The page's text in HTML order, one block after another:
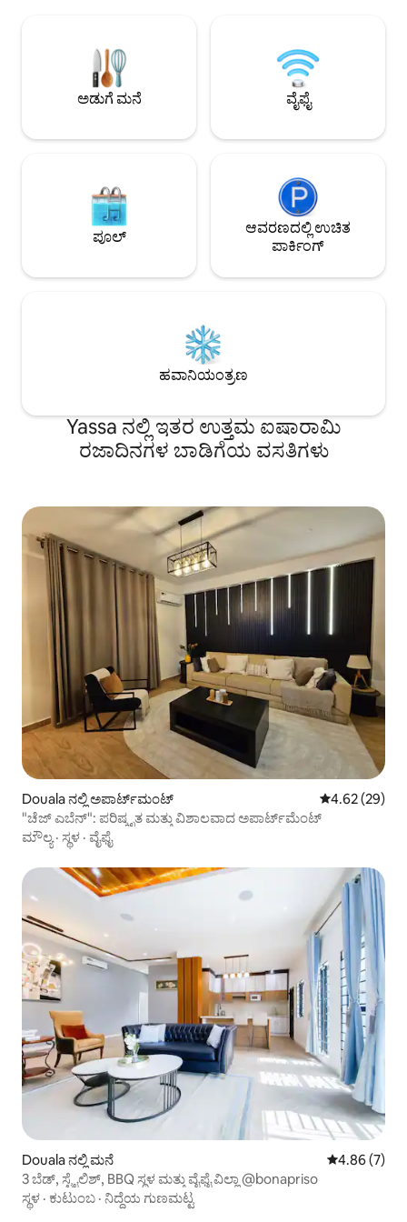
ಸ್ಟಾರ್‌ಲಿಂಕ್ ವೈ-ಫೈ, ನೆಟ್‌ಫ್ಲಿಕ್ಸ್, ಕಿಂಗ್-ಸೈಜ್ ಬೆಡ್
ಮತ್ತು ನಾಣ್ಯ ಚಾಲಿತ ವಾಷಿಂಗ್ ಮಷೀನ್.
ಮೀಟರ್
ಅಡುಗೆ ಮನೆ ವೈಫೈ
ಪೂಲ್
ಆವರಣದಲ್ಲಿ ಉಚಿತ
ಪಾರ್ಕಿಂಗ್
ಹವಾನಿಯಂತ್ರಣ
Yassa ನಲ್ಲಿ ಇತರ ಉತ್ತಮ ಐಷಾರಾಮಿ
ರಜಾದಿನಗಳ ಬಾಡಿಗೆಯ ವಸತಿಗಳು
Douala ನಲ್ಲಿ ಅಪಾರ್ಟ್‌ಮಂಟ್ 5 ರಲ್ಲಿ 4.62
4.62 (29)
"ಚೆಜ್ ಎಬೆನ್": ಪರಿಷ್ಕೃತ ಮತ್ತು ವಿಶಾಲವಾದ ಅಪಾರ್ಟ್‌ಮೆಂಟ್
ಮೌಲ್ಯ· ಸ್ಥಳ · ವೈಫೈ
Douala ನಲ್ಲಿ ಮನೆ 5 ರಲ್ಲಿ 4.86
4.86 (7)
3 ಬೆಡ್, ಸ್ಟೈಲಿಶ್, BBQ ಸ್ಥಳ ಮತ್ತು ವೈಫೈ ವಿಲ್ಲಾ @bonapriso
ಸ್ಥಳ · ಕುಟುಂಬ · ನಿದ್ದೆಯ ಗುಣಮಟ್ಟ